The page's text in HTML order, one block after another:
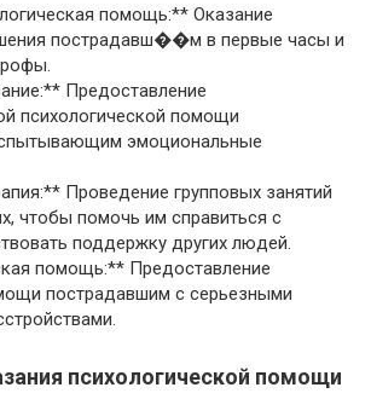
помощь:** Оказание
пострадавш��м в первые часы и
Предоставление
психологической помощи
эмоциональные
Проведение групповых занятий
чтобы помочь им справиться с
поддержку других людей.
помощь:** Предоставление
пострадавшим с серьезными
психологической помощи